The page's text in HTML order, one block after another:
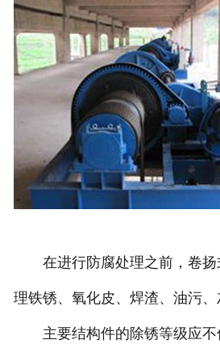
在进行防腐处理之前，卷扬
理铁锈、氧化皮、焊渣、油污、
主要结构件的除锈等级应不